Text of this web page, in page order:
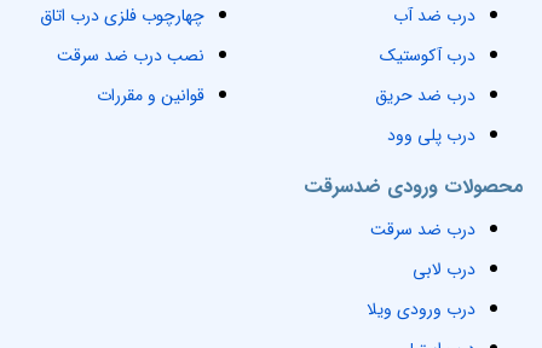
چهارچوب فلزی درب اتاق
نصب درب ضد سرقت
قوانین و مقررات
محصولات ورودی ضدسرقت
درب ضد سرقت
درب لابی
درب ورودی ویلا
درب ضد آب
درب آکوستیک
درب ضد حریق
درب پلی وود